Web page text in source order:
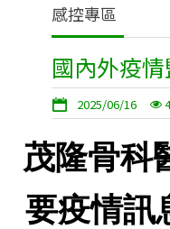
感控專區
國內外疫
2025/06/16
茂隆骨科
要疫情訊